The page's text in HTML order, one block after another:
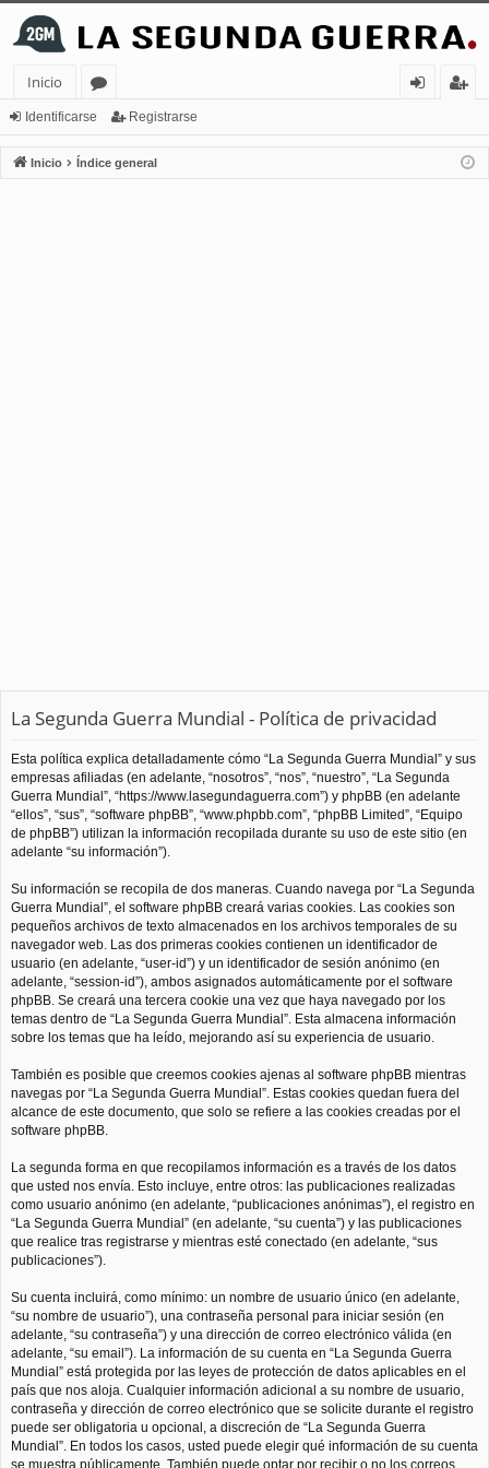
Inicio
or
os
nt
ifi
ist
ra
Identificarse Registrarse
Inicio Índice general
La Segunda Guerra Mundial - Política de privacidad
Esta política explica detalladamente cómo “La Segunda Guerra Mundial” y sus
empresas afiliadas (en adelante, “nosotros”, “nos”, “nuestro”, “La Segunda
Guerra Mundial”, “https://www.lasegundaguerra.com”) y phpBB (en adelante
“ellos”, “sus”, “software phpBB”, “www.phpbb.com”, “phpBB Limited”, “Equipo
de phpBB”) utilizan la información recopilada durante su uso de este sitio (en
adelante “su información”).
Su información se recopila de dos maneras. Cuando navega por “La Segunda
Guerra Mundial”, el software phpBB creará varias cookies. Las cookies son
pequeños archivos de texto almacenados en los archivos temporales de su
navegador web. Las dos primeras cookies contienen un identificador de
usuario (en adelante, “user-id”) y un identificador de sesión anónimo (en
adelante, “session-id”), ambos asignados automáticamente por el software
phpBB. Se creará una tercera cookie una vez que haya navegado por los
temas dentro de “La Segunda Guerra Mundial”. Esta almacena información
sobre los temas que ha leído, mejorando así su experiencia de usuario.
También es posible que creemos cookies ajenas al software phpBB mientras
navegas por “La Segunda Guerra Mundial”. Estas cookies quedan fuera del
alcance de este documento, que solo se refiere a las cookies creadas por el
software phpBB.
La segunda forma en que recopilamos información es a través de los datos
que usted nos envía. Esto incluye, entre otros: las publicaciones realizadas
como usuario anónimo (en adelante, “publicaciones anónimas”), el registro en
“La Segunda Guerra Mundial” (en adelante, “su cuenta”) y las publicaciones
que realice tras registrarse y mientras esté conectado (en adelante, “sus
publicaciones”).
Su cuenta incluirá, como mínimo: un nombre de usuario único (en adelante,
“su nombre de usuario”), una contraseña personal para iniciar sesión (en
adelante, “su contraseña”) y una dirección de correo electrónico válida (en
adelante, “su email”). La información de su cuenta en “La Segunda Guerra
Mundial” está protegida por las leyes de protección de datos aplicables en el
país que nos aloja. Cualquier información adicional a su nombre de usuario,
contraseña y dirección de correo electrónico que se solicite durante el registro
puede ser obligatoria u opcional, a discreción de “La Segunda Guerra
Mundial”. En todos los casos, usted puede elegir qué información de su cuenta
se muestra públicamente. También puede optar por recibir o no los correos